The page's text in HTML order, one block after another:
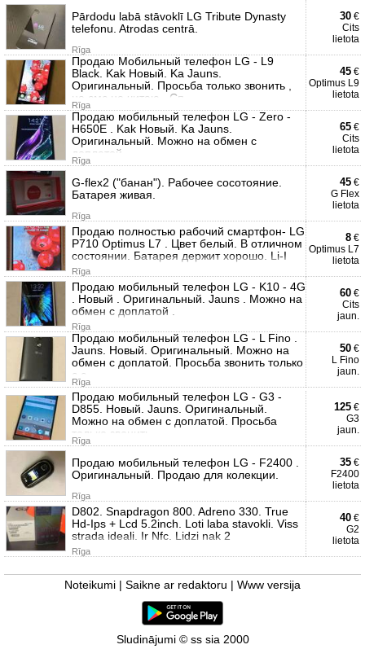
Pārdodu labā stāvoklī LG Tribute Dynasty
telefonu. Atrodas centrā.
Rīga
30 €
Cits
lietota
Продаю Мобильный телефон LG - L9
Black. Kak Новый. Ka Jauns.
Оригинальный. Просьба только звонить ,
на смс не читаю . Сп
Rīga
45 €
Optimus L9
lietota
Продаю мобильный телефон LG - Zero -
H650E . Kak Новый. Ka Jauns.
Оригинальный. Можно на обмен с
доплатой.
Rīga
65 €
Cits
lietota
G-flex2 ("банан"). Рабочее сосотояние.
Батарея живая.
Rīga
45 €
G Flex
lietota
Продаю полностью рабочий смартфон- LG
P710 Optimus L7 . Цвет белый. В отличном
состоянии. Батарея держит хорошо. Li-I
Rīga
8 €
Optimus L7
lietota
Продаю мобильный телефон LG - K10 - 4G
. Новый . Оригинальный. Jauns . Можно на
обмен с доплатой .
Rīga
60 €
Cits
jaun.
Продаю мобильный телефон LG - L Fino .
Jauns. Новый. Оригинальный. Можно на
обмен с доплатой. Проcьба звонить только
с с
Rīga
50 €
L Fino
jaun.
Продаю мобильный телефон LG - G3 -
D855. Новый. Jauns. Оригинальный.
Можно на обмен с доплатой. Просьба
только звонить ,
Rīga
125 €
G3
jaun.
Продаю мобильный телефон LG - F2400 .
Оригинальный. Продаю для колекции.
Rīga
35 €
F2400
lietota
D802. Snapdragon 800. Adreno 330. True
Hd-Ips + Lcd 5.2inch. Loti laba stavokli. Viss
strada ideali. Ir Nfc. Lidzi nak 2
Rīga
40 €
G2
lietota
Noteikumi Saikne ar redaktoru Www versija
Sludinājumi © ss sia 2000